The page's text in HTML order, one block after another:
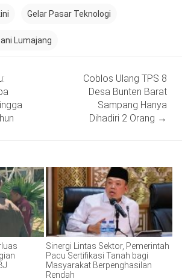
Gelar Pasar Teknologi
Lumajang
Coblos Ulang TPS 8
Desa Bunten Barat
Sampang Hanya
Dihadiri 2 Orang →
Sinergi Lintas Sektor, Pemerintah
Pacu Sertifikasi Tanah bagi
Masyarakat Berpenghasilan
Rendah